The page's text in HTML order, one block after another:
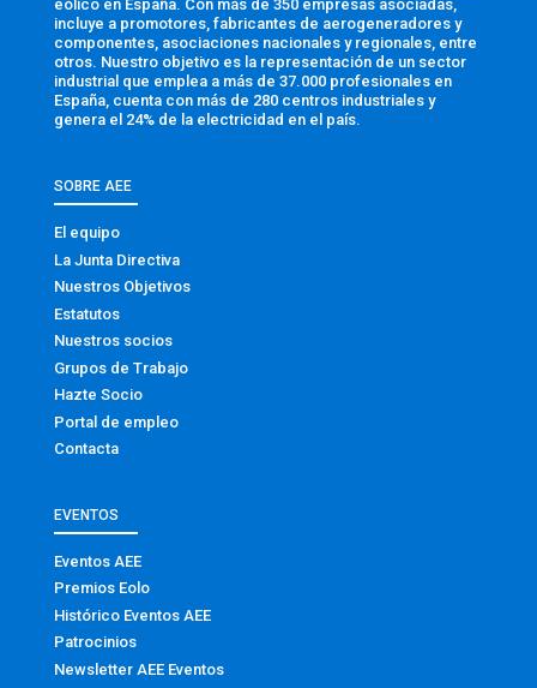
eólico en España. Con más de 350 empresas asociadas,
incluye a promotores, fabricantes de aerogeneradores y
componentes, asociaciones nacionales y regionales, entre
otros. Nuestro objetivo es la representación de un sector
industrial que emplea a más de 37.000 profesionales en
España, cuenta con más de 280 centros industriales y
genera el 24% de la electricidad en el país.
SOBRE AEE
El equipo
La Junta Directiva
Nuestros Objetivos
Estatutos
Nuestros socios
Grupos de Trabajo
Hazte Socio
Portal de empleo
Contacta
EVENTOS
Eventos AEE
Premios Eolo
Histórico Eventos AEE
Patrocinios
Newsletter AEE Eventos